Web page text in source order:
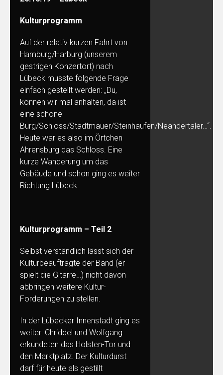
Kulturprogramm
Auf der relativ kurzen Fahrt von
Hamburg/Harburg (unserem
gestrigen Konzertort) nach
Lübeck musste folgende Frage
einfach gestellt werden: „Du,
können wir mal anhalten, da ist
eine schöne
Burg/Schloss/Stadtmauer/Steinhaufen/Neandertaler…“.
Heute war es also im Örtchen
Ahrensburg das Schloss. Eine
kurze Wanderung um das
Gebäude und schon ging es weiter
Richtung Lübeck.
Kulturprogramm – Teil 2
Selbst verständlich lässt sich der
Kulturbeauftragte der Band (er
spielt die Gitarre…) nicht davon
abbringen weitere Kultur-
Forderungen zu stellen.
In der Lübecker Innenstadt ging es
weiter. Chriddel und Wolfgang
erkundeten das Holsten-Tor und
den Marktplatz. Der Kulturdurst
darf für heute als gestillt